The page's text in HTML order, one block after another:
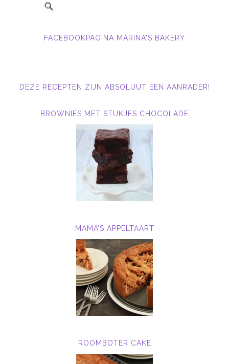
FACEBOOKPAGINA MARINA'S BAKERY
DEZE RECEPTEN ZIJN ABSOLUUT EEN AANRADER!
BROWNIES MET STUKJES CHOCOLADE
MAMA’S APPELTAART
ROOMBOTER CAKE